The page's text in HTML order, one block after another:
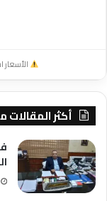
الأسعار
أكثر